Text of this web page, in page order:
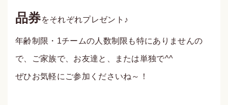
品券をそれぞれプレゼント♪
年齢制限・1チームの人数制限も特にありませんの
で、ご家族で、お友達と、または単独で^^
ぜひお気軽にご参加くださいね～！